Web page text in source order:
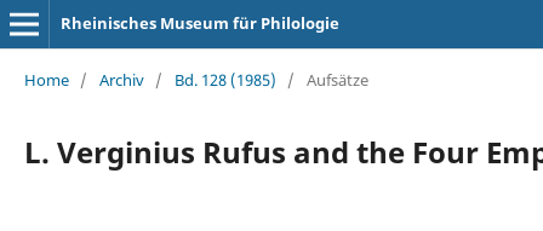
Rheinisches Museum für Philologie
Home / Archiv / Bd. 128 (1985) / Aufsätze
L. Verginius Rufus and the Four